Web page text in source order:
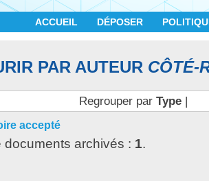
ACCUEIL DÉPOSER
PAR AUTEUR CÔTÉ-
Regrouper par Type|
accepté
documents archivés : 1.